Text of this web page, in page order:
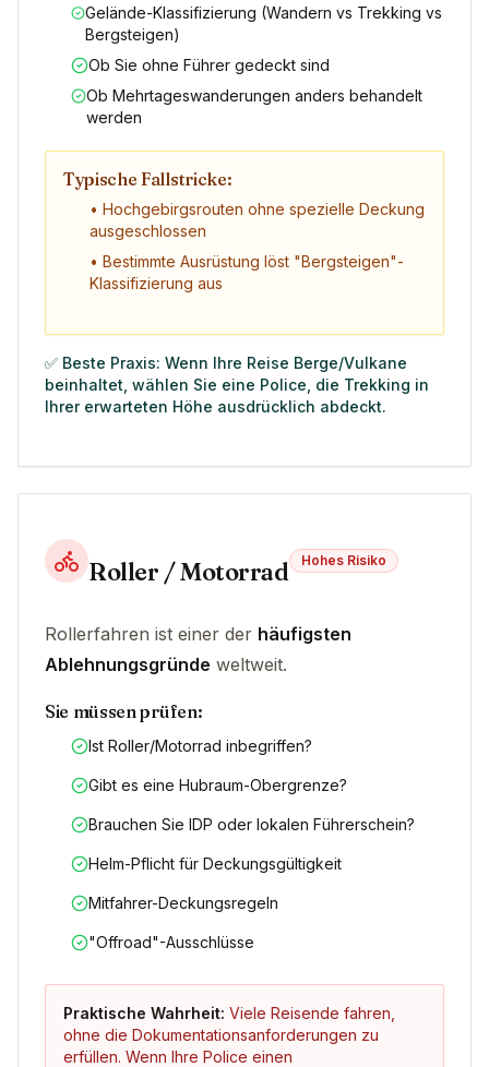
Gelände-Klassifizierung (Wandern vs Trekking vs
Bergsteigen)
Ob Sie ohne Führer gedeckt sind
Ob Mehrtageswanderungen anders behandelt
werden
Typische Fallstricke:
• Hochgebirgsrouten ohne spezielle Deckung
ausgeschlossen
• Bestimmte Ausrüstung löst "Bergsteigen"-
Klassifizierung aus
✅ Beste Praxis: Wenn Ihre Reise Berge/Vulkane
beinhaltet, wählen Sie eine Police, die Trekking in
Ihrer erwarteten Höhe ausdrücklich abdeckt.
Roller / Motorrad Hohes Risiko
Rollerfahren ist einer der häufigsten
Ablehnungsgründe weltweit.
Sie müssen prüfen:
Ist Roller/Motorrad inbegriffen?
Gibt es eine Hubraum-Obergrenze?
Brauchen Sie IDP oder lokalen Führerschein?
Helm-Pflicht für Deckungsgültigkeit
Mitfahrer-Deckungsregeln
"Offroad"-Ausschlüsse
Praktische Wahrheit: Viele Reisende fahren,
ohne die Dokumentationsanforderungen zu
erfüllen. Wenn Ihre Police einen